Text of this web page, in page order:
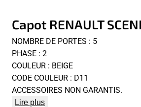
Capot RENAULT
NOMBRE DE PORTES : 5
PHASE : 2
COULEUR : BEIGE
CODE COULEUR : D11
ACCESSOIRES NON GARANTIS.
Lire plus